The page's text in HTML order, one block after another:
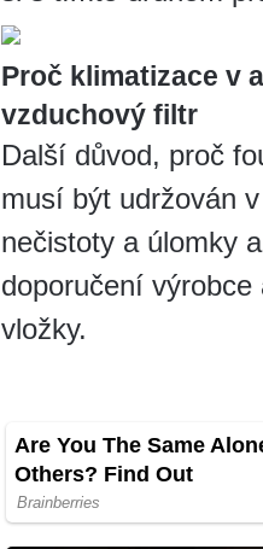
Proč klimatizace v
vzduchový filtr
Další důvod, proč
musí být udržován
nečistoty a úlomky
doporučení
vložky.